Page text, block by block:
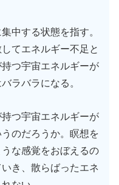
中する状態を指す。
てエネルギー不足と
つ宇宙エネルギーが
ラバラになる。
つ宇宙エネルギーが
のだろうか。瞑想を
な感覚をおぼえるの
き、散らばったエネ